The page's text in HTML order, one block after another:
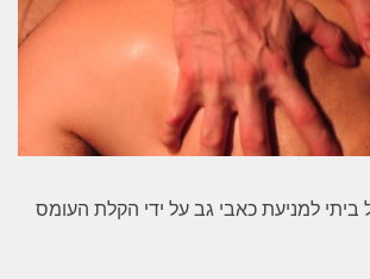
ביתי למניעת כאבי גב על ידי הקלת העומס